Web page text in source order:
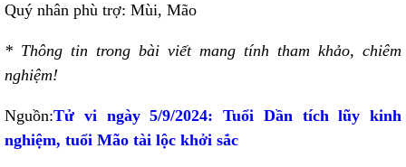
Quý nhân phù trợ: Mùi, Mão
* Thông tin trong bài viết mang tính tham khảo, chiêm
nghiệm!
Nguồn:Tử vi ngày 5/9/2024: Tuổi Dần tích lũy kinh
nghiệm, tuổi Mão tài lộc khởi sắc